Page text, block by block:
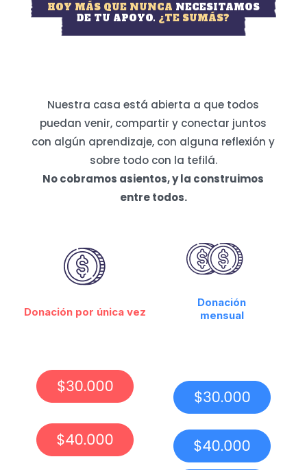
HOY MÁS QUE NUNCA NECESITAMOS
DE TU APOYO. ¿TE SUMÁS?
Nuestra casa está abierta a que todos
puedan venir, compartir y conectar juntos
con algún aprendizaje, con alguna reflexión y
sobre todo con la tefilá.
No cobramos asientos, y la construimos
entre todos.
Donación por única vez
Donación
mensual